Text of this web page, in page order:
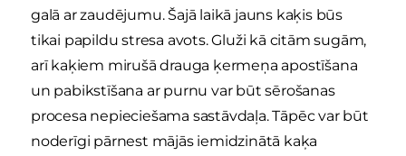
galā ar zaudējumu. Šajā laikā jauns kaķis būs
tikai papildu stresa avots. Gluži kā citām sugām,
arī kaķiem mirušā drauga ķermeņa apostīšana
un pabikstīšana ar purnu var būt sērošanas
procesa nepieciešama sastāvdaļa. Tāpēc var būt
noderīgi pārnest mājās iemidzinātā kaķa